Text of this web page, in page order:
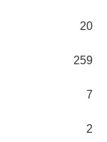
20
259
7
2